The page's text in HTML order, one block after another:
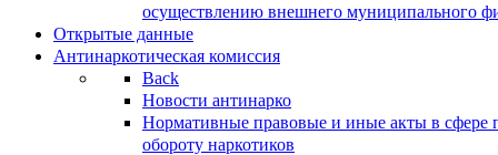
осуществлению внешнего муниципального
Открытые данные
Антинаркотическая комиссия
Back
Новости антинарко
Нормативные правовые и иные акты в сфере
обороту наркотиков